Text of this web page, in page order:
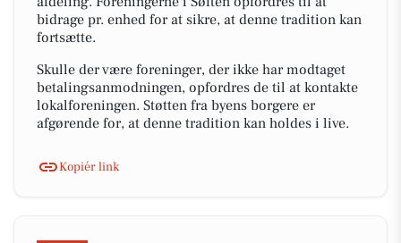
bidrage pr. enhed for at sikre, at denne tradition kan
fortsætte.
Skulle der være foreninger, der ikke har modtaget
betalingsanmodningen, opfordres de til at kontakte
lokalforeningen. Støtten fra byens borgere er
afgørende for, at denne tradition kan holdes i live.
Kopiér link